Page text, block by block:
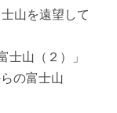
山を遠望して
士山（２）」
の富士山